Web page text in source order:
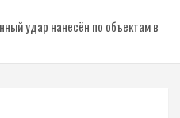
удар нанесён по объектам в